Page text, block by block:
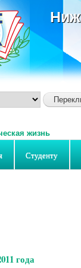
жизнь
Студенту
года